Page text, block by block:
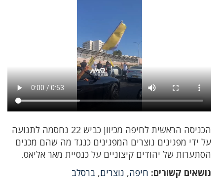
הכניסה הראשית לחיפה מכיוון כביש 22 נחסמה לתנועה
על ידי מפגינים נוצרים המפגינים כנגד מה שהם מכנים
הסתערות של יהודים קיצוניים על כנסיית מאר אליאס.
נושאים קשורים: חיפה, נוצרים, ברסלב